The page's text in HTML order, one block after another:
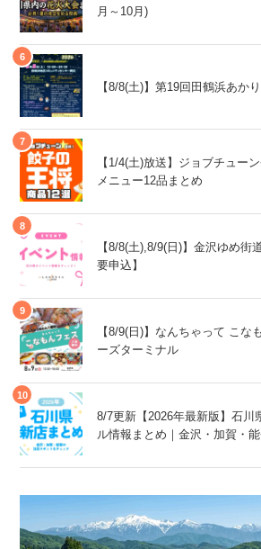
月～10月)
【8/8(土)】第19回田鶴浜あか
【1/4(土)放送】ジョブチュー
メニュー12品まとめ
【8/8(土),8/9(日)】金沢ゆめ街
要申込】
【8/9(日)】なんちゃって こな
ーズターミナル
8/7更新【2026年最新版】石川
ル情報まとめ｜金沢・加賀・